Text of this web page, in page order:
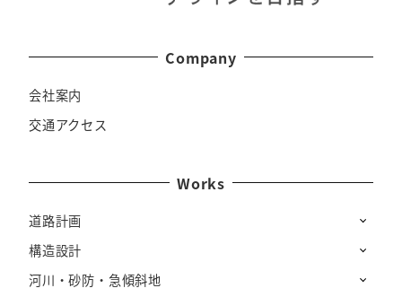
Company
会社案内
交通アクセス
Works
道路計画
構造設計
河川・砂防・急傾斜地